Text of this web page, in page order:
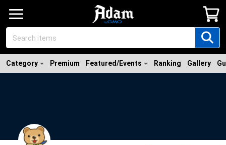
Category Premium Featured/Events Ranking Gallery